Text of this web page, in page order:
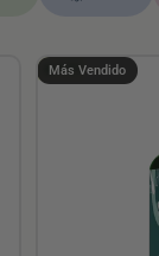
4.32
Más Vendido